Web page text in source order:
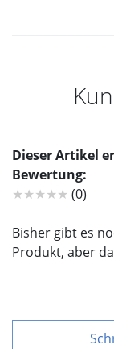
Dieser Artikel
Bewertung:
★★★★★ (0)
Bisher gibt es
Produkt, aber